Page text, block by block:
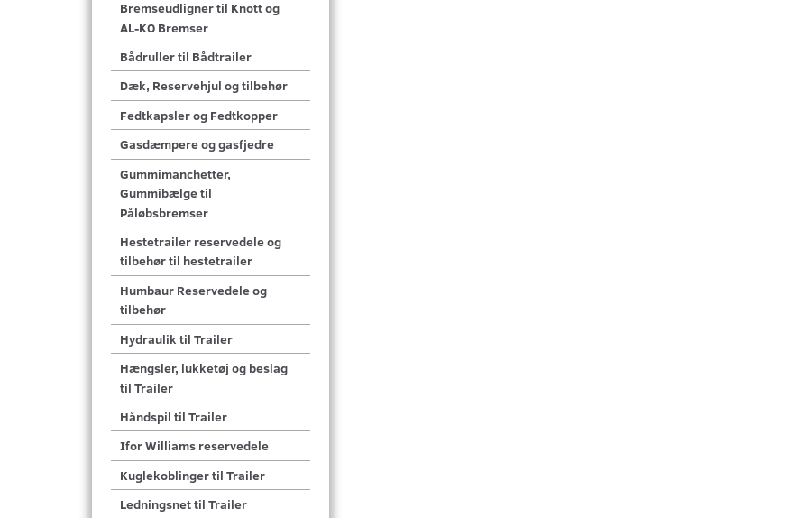
Bremseudligner til Knott og
AL-KO Bremser
Bådruller til Bådtrailer
Dæk, Reservehjul og tilbehør
Fedtkapsler og Fedtkopper
Gasdæmpere og gasfjedre
Gummimanchetter,
Gummibælge til
Påløbsbremser
Hestetrailer reservedele og
tilbehør til hestetrailer
Humbaur Reservedele og
tilbehør
Hydraulik til Trailer
Hængsler, lukketøj og beslag
til Trailer
Håndspil til Trailer
Ifor Williams reservedele
Kuglekoblinger til Trailer
Ledningsnet til Trailer